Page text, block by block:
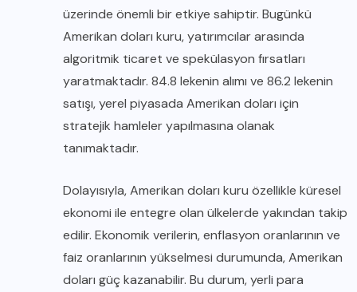
üzerinde önemli bir etkiye sahiptir. Bugünkü
Amerikan doları kuru, yatırımcılar arasında
algoritmik ticaret ve spekülasyon fırsatları
yaratmaktadır. 84.8 lekenin alımı ve 86.2 lekenin
satışı, yerel piyasada Amerikan doları için
stratejik hamleler yapılmasına olanak
tanımaktadır.
Dolayısıyla, Amerikan doları kuru özellikle küresel
ekonomi ile entegre olan ülkelerde yakından takip
edilir. Ekonomik verilerin, enflasyon oranlarının ve
faiz oranlarının yükselmesi durumunda, Amerikan
doları güç kazanabilir. Bu durum, yerli para